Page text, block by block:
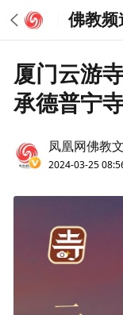
佛教频
厦门云游
承德普宁
凤凰网佛教
2024-03-25